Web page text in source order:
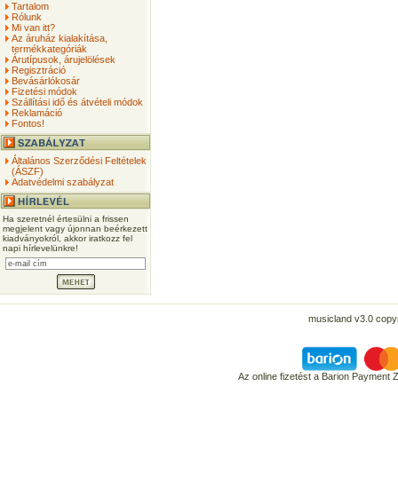
Tartalom
Rólunk
Mi van itt?
Az áruház kialakítása,
termékkategóriák
Árutípusok, árujelölések
Regisztráció
Bevásárlókosár
Fizetési módok
Szállítási idő és átvételi módok
Reklamáció
Fontos!
Általános Szerződési Feltételek
(ÁSZF)
Adatvédelmi szabályzat
Ha szeretnél értesülni a frissen
megjelent vagy újonnan beérkezett
kiadványokról, akkor iratkozz fel
napi hírlevelünkre!
musicland v3.0
Az online fizetést a Barion Payment